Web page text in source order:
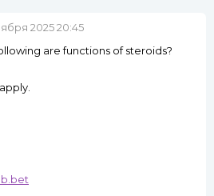
2025 20:45
are functions of steroids?